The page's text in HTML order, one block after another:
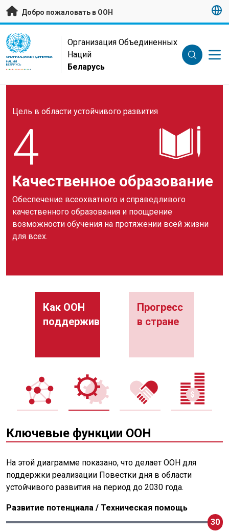
Перейти к основному содержанию
Добро пожаловать в ООН
UN Logo
ОРГАНИЗАЦИЯ ОБЪЕДИНЕННЫХ
НАЦИЙ
БЕЛАРУСЬ
Организация Объединенных
Наций
Беларусь
Цель в области устойчивого развития
4
Качественное образование
Обеспечение всеохватного и справедливого
качественного образования и поощрение
возможности обучения на протяжении всей жизни
для всех.
Как ООН
поддерживает
Прогресс
в стране
Ключевые функции ООН
На этой диаграмме показано, что делает ООН для
поддержки реализации Повестки дня в области
устойчивого развития на период до 2030 года.
Развитие потенциала / Техническая помощь
30